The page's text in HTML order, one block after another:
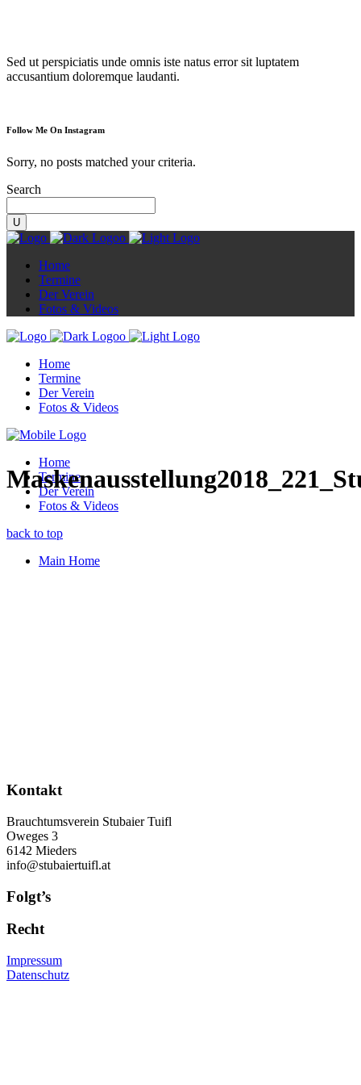
Sed ut perspiciatis unde omnis iste natus error sit luptatem
accusantium doloremque laudanti.
Follow Me On Instagram
Sorry, no posts matched your criteria.
Search
Home
Termine
Der Verein
Fotos & Videos
Home
Termine
Der Verein
Fotos & Videos
Home
Termine
Der Verein
Fotos & Videos
back to top
Main Home
Kontakt
Brauchtumsverein Stubaier Tuifl
Oweges 3
6142 Mieders
info@stubaiertuifl.at
Folgt’s
Recht
Impressum
Datenschutz